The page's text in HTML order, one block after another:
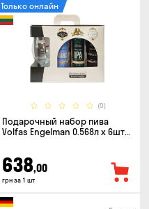
(0)
Только онлайн
Подарочный набор пива
Volfas Engelman 0.568л x 6шт +
638,00
грн за 1 шт